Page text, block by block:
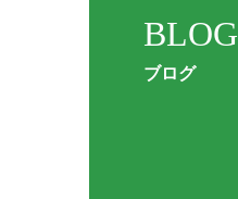
BLOG
ブログ